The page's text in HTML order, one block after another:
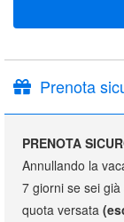
Prenota
PRENOTA
Annullando la
7 giorni se sei
quota versata